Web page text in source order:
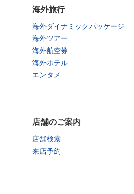
海外旅行
海外ダイナミックパッケージ
海外ツアー
海外航空券
海外ホテル
エンタメ
店舗のご案内
店舗検索
来店予約